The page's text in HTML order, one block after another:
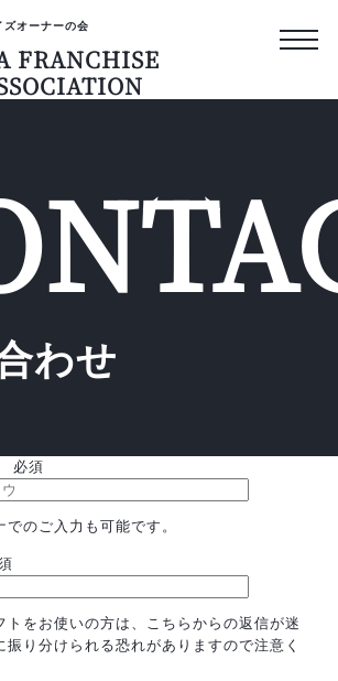
ズオーナーの会
FRANCHISE
FRANCHISE
反社会的勢力排除宣言
わせ
必須
のご入力も可能です。
トをお使いの方は、こちらからの返信が迷
振り分けられる恐れがありますので注意く